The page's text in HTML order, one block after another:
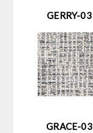
GERRY-03
GRACE-03